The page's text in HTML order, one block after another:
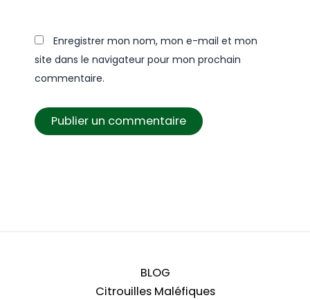
Enregistrer mon nom, mon e-mail et mon
site dans le navigateur pour mon prochain
commentaire.
BLOG
Citrouilles Maléfiques